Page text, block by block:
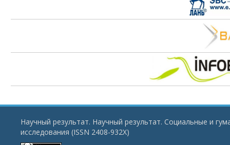
Научный результат. Научный результат. Социальные и
исследования (ISSN 2408-932X)